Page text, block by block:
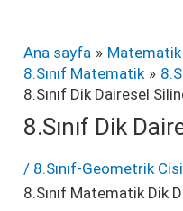
Ana sayfa Matematik
8.Sınıf Matematik
8.Sınıf Dik Dairesel
8.Sınıf Dik
/ 8.Sınıf-Geometrik
8.Sınıf Matematik Dik
r
i
e
r